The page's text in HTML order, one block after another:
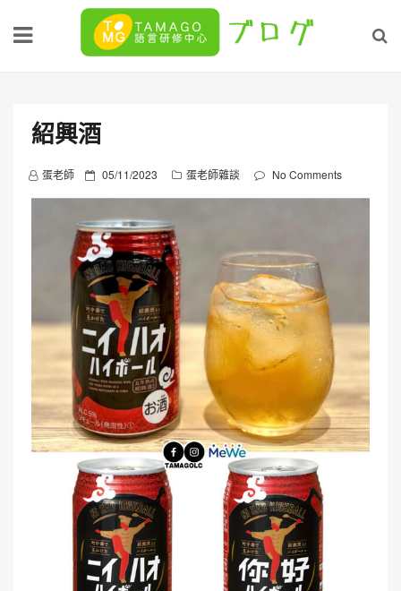
紹興酒
蛋老師
P
o
t
e
d
o
n
05/11/2023 蛋老師雜談 No Comments